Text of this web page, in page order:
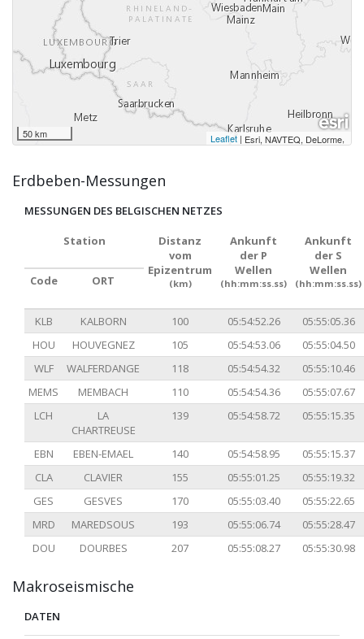
50 km Leaflet | Esri, NAVTEQ, DeLorme,
Erdbeben-Messungen
MESSUNGEN DES BELGISCHEN NETZES
Station
Distanz
vom
Epizentrum
(km)
Ankunft
der P
Wellen
(hh:mm:ss.ss)
Ankunft
der S
Wellen
(hh:mm:ss.ss)
Code ORT
KLB KALBORN 100 05:54:52.26
05:55:05.36
HOU
HOUVEGNEZ 105 05:54:53.06
05:55:04.50
WLF
WALFERDANGE 118 05:54:54.32
05:55:10.46
MEMS
MEMBACH 110 05:54:54.36
05:55:07.67
LCH
LA
CHARTREUSE
139 05:54:58.72 05:55:15.35
EBN EBEN-EMAEL 140 05:54:58.95
05:55:15.37
CLA
CLAVIER 155 05:55:01.25
05:55:19.32
GES
GESVES 170 05:55:03.40
05:55:22.65
MRD
MAREDSOUS 193 05:55:06.74
05:55:28.47
DOU
DOURBES 207 05:55:08.27 05:55:30.98
Makroseismische
DATEN